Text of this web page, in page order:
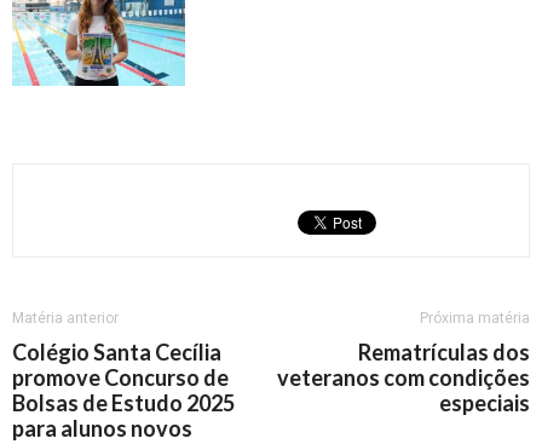
Matéria anterior
Colégio Santa Cecília
promove Concurso de
Bolsas de Estudo 2025
para alunos novos
Próxima matéria
Rematrículas dos
veteranos com condições
especiais